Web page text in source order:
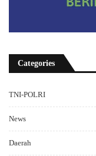
Categories
TNI-POLRI
News
Daerah